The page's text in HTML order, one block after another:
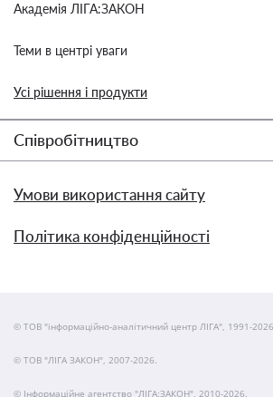
Академія ЛІГА:ЗАКОН
Теми в центрі уваги
Усі рішення і продукти
Співробітництво
Умови використання сайту
Політика конфіденційності
© ТОВ "інформаційно-аналітичний центр ЛІГА", 1991-
© ТОВ "ЛІГА ЗАКОН", 2007-2026.
© Інформаційне агентство "ЛІГА:ЗАКОН", 2010-2026.